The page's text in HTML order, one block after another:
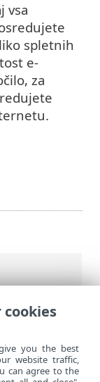
vsa
spletnih
e-
za
cookies
you the best
website traffic,
can agree to the